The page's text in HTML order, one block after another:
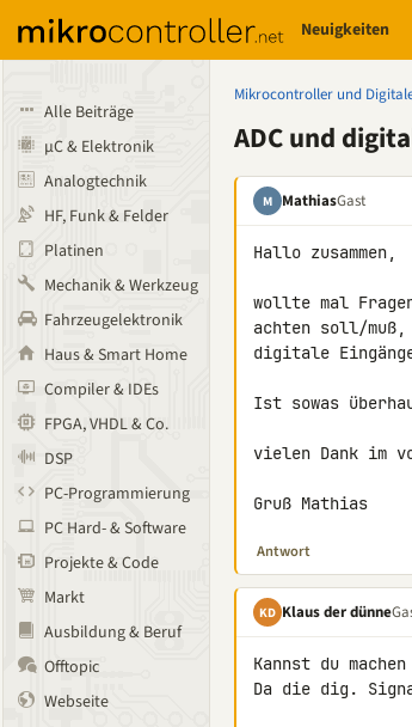
Neuigkeiten
Alle Beiträge
µC & Elektronik
Analogtechnik
HF, Funk & Felder
Platinen
Mechanik & Werkzeug
Fahrzeugelektronik
Haus & Smart Home
Compiler & IDEs
FPGA, VHDL & Co.
DSP
PC-Programmierung
PC Hard- & Software
Projekte & Code
Markt
Ausbildung & Beruf
Offtopic
Webseite
Mikrocontroller und
ADC und
M MathiasGast
Hallo zusammen,
wollte mal
achten soll/muß,
digitale
Ist sowas
vielen Dank im
Gruß Mathias
Antwort
KD Klaus der dünne
Kannst du
Da die dig.